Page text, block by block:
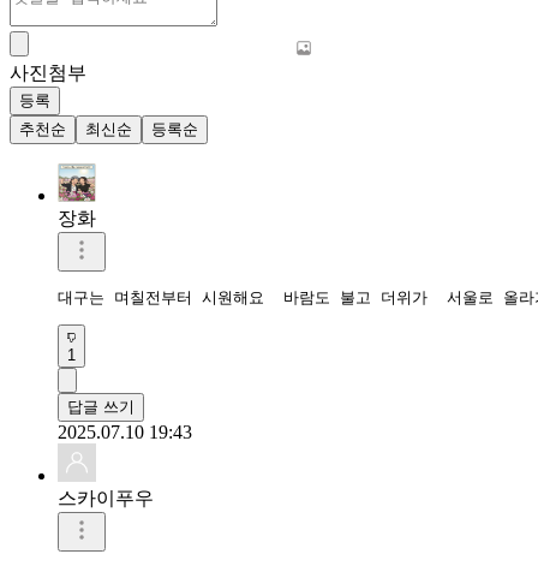
사진첨부
등록
추천순
최신순 등록순
장화
대구는 며칠전부터 시원해요  바람도 불고 더위가  서울로 올라
1
답글 쓰기
2025.07.10 19:43
스카이푸우